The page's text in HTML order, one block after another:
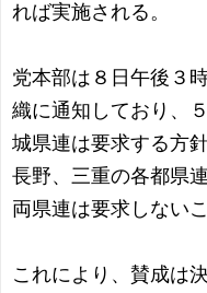
れば実施される。
党本部は８日午後３
織に通知しており、
城県連は要求する方
長野、三重の各都県
両県連は要求しない
これにより、賛成は